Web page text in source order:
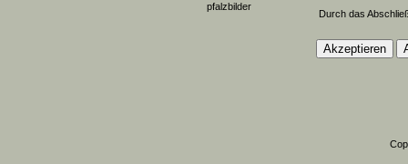
pfalzbilder
Durch das